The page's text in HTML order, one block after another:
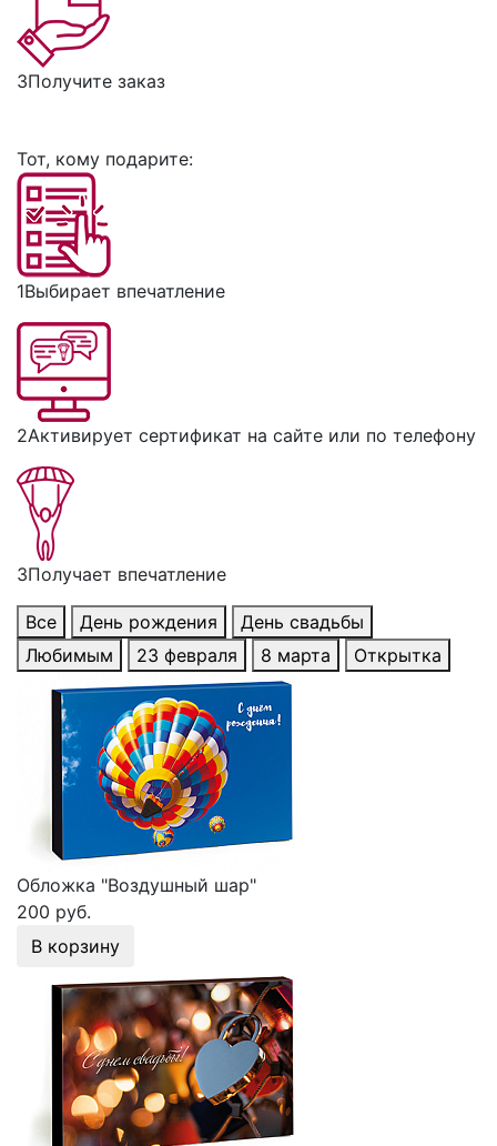
3Получите заказ
Тот, кому подарите:
1Выбирает впечатление
2Активирует сертификат на сайте или по телефону
3Получает впечатление
Все День рождения
День свадьбы
Любимым
23 февраля 8 марта Открытка
Обложка "Воздушный шар"
200 руб.
В корзину